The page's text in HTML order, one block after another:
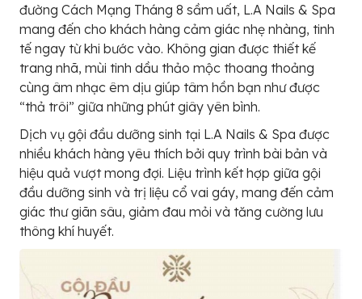
đường Cách Mạng Tháng 8 sầm uất, L.A Nails & Spa
mang đến cho khách hàng cảm giác nhẹ nhàng, tinh
tế ngay từ khi bước vào. Không gian được thiết kế
trang nhã, mùi tinh dầu thảo mộc thoang thoảng
cùng âm nhạc êm dịu giúp tâm hồn bạn như được
“thả trôi” giữa những phút giây yên bình.
Dịch vụ gội đầu dưỡng sinh tại L.A Nails & Spa được
nhiều khách hàng yêu thích bởi quy trình bài bản và
hiệu quả vượt mong đợi. Liệu trình kết hợp giữa gội
đầu dưỡng sinh và trị liệu cổ vai gáy, mang đến cảm
giác thư giãn sâu, giảm đau mỏi và tăng cường lưu
thông khí huyết.